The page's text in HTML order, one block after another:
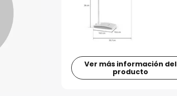
Ver más información del
producto